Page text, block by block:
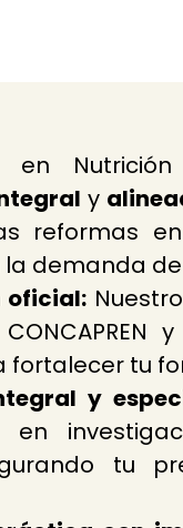
en
y
reformas
la demanda
oficial:
fortalecer tu
y
en
tu